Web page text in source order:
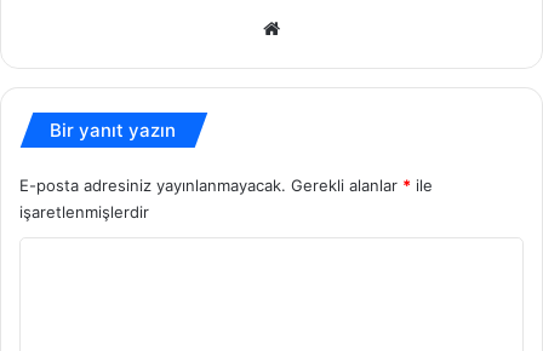
Bir yanıt yazın
E-posta adresiniz yayınlanmayacak. Gerekli alanlar * ile
işaretlenmişlerdir